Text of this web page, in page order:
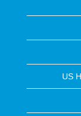
US